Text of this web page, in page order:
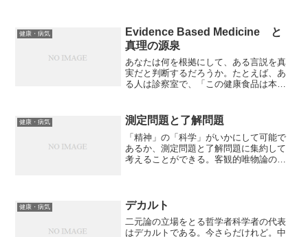
健康・病気
Evidence Based Medicine と
真理の源泉
あなたは何を根拠にして、ある言説を真
実だと判断するだろうか。たとえば、あ
る人は診察室で、「この健康食品は本当
自分の直接体験。しかしこれは普遍性が
ないし、再現性のない場...
健康・病気 測定問題と了解問題
「精神」の「科学」がいかにして可能で
あるか、測定問題と了解問題に集約して
考えることができる。客観的唯物論の世
室ではサイコメトリーとい...
健康・病気 デカルト
二元論の立場をとる哲学者科学者の代表
はデカルトである。今さらだけれど。中